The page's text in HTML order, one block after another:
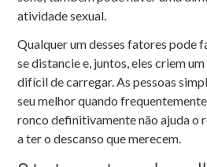
atividade sexual.
Qualquer um desses fatores pode
se distancie e, juntos, eles criem
difícil de carregar. As pessoas
seu melhor quando
ronco definitivamente não ajuda o
a ter o descanso que merecem.